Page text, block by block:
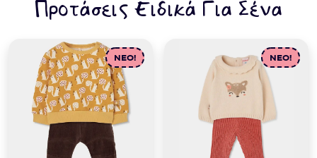
Προτάσεις Ειδικά Για Σένα
NEO! NEO!